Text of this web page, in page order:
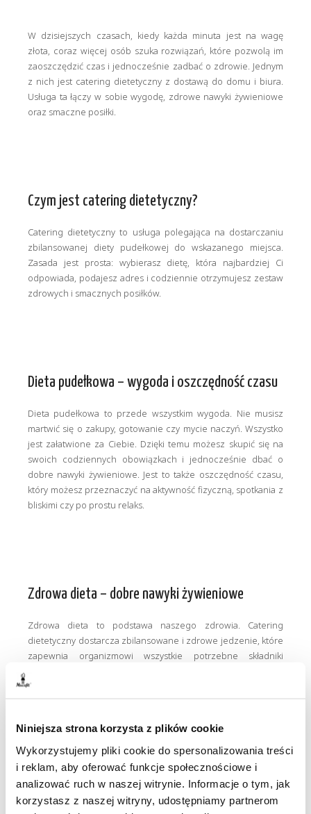
Niniejsza strona korzysta z plików cookie
Wykorzystujemy pliki cookie do spersonalizowania treści
i reklam, aby oferować funkcje społecznościowe i
analizować ruch w naszej witrynie. Informacje o tym, jak
korzystasz z naszej witryny, udostępniamy partnerom
W dzisiejszych czasach, kiedy każda minuta jest na wagę
złota, coraz więcej osób szuka rozwiązań, które pozwolą im
zaoszczędzić czas i jednocześnie zadbać o zdrowie. Jednym
z nich jest catering dietetyczny z dostawą do domu i biura.
Usługa ta łączy w sobie wygodę, zdrowe nawyki żywieniowe
oraz smaczne posiłki.
Czym jest catering dietetyczny?
Catering dietetyczny to usługa polegająca na dostarczaniu
zbilansowanej diety pudełkowej do wskazanego miejsca.
Zasada jest prosta: wybierasz dietę, która najbardziej Ci
odpowiada, podajesz adres i codziennie otrzymujesz zestaw
zdrowych i smacznych posiłków.
Dieta pudełkowa – wygoda i oszczędność czasu
Dieta pudełkowa to przede wszystkim wygoda. Nie musisz
martwić się o zakupy, gotowanie czy mycie naczyń. Wszystko
jest załatwione za Ciebie. Dzięki temu możesz skupić się na
swoich codziennych obowiązkach i jednocześnie dbać o
dobre nawyki żywieniowe. Jest to także oszczędność czasu,
który możesz przeznaczyć na aktywność fizyczną, spotkania z
bliskimi czy po prostu relaks.
Zdrowa dieta – dobre nawyki żywieniowe
Zdrowa dieta to podstawa naszego zdrowia. Catering
dietetyczny dostarcza zbilansowane i zdrowe jedzenie, które
zapewnia organizmowi wszystkie potrzebne składniki
żywieniowe, które przekładają się na nasz wygląd i
Zalety cateringu dietetycznego